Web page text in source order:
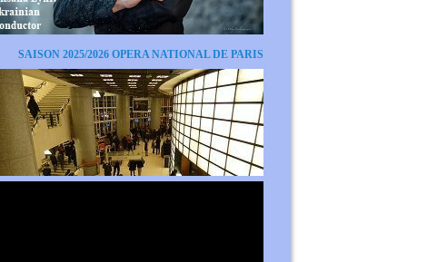
SAISON 2025/2026 OPERA NATIONAL DE PARIS